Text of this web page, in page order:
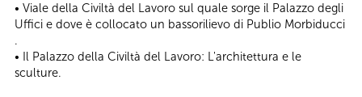
• Viale della Civiltà del Lavoro sul quale sorge il Palazzo degli
Uffici e dove è collocato un bassorilievo di Publio Morbiducci
.
• Il Palazzo della Civiltà del Lavoro: L'architettura e le
sculture.